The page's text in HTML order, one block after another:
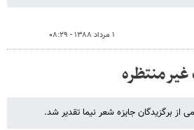
۱ مرداد ۱۳۸۸ - ۰۸:۲۹
از برگزیدگان جایزه شعر نیما تقدیر شد.